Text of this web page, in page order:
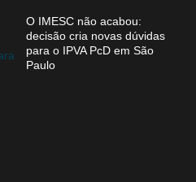
O IMESC não acabou:
decisão cria novas dúvidas
para o IPVA PcD em São
Paulo